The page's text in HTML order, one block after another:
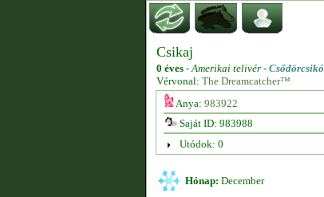
Csikaj
0 éves -Amerikai telivér - Csődörcsikó
Vérvonal: The Dreamcatcher™
Anya: 983922
Saját ID: 983988
Utódok: 0
Hónap: December